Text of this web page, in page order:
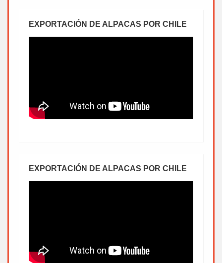
EXPORTACIÓN DE ALPACAS POR CHILE
EXPORTACIÓN DE ALPACAS POR CHILE